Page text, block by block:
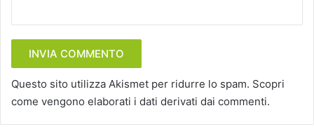
Questo sito utilizza Akismet per ridurre lo spam. Scopri
come vengono elaborati i dati derivati dai commenti.